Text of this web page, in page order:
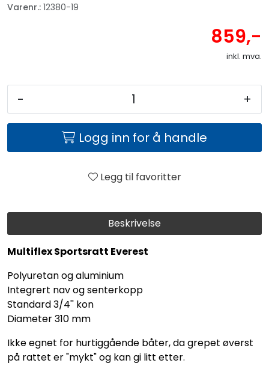
Beskrivelse
Multiflex Sportsratt Everest
Polyuretan og aluminium
Integrert nav og senterkopp
Standard 3/4'' kon
Diameter 310 mm
Ikke egnet for hurtiggående båter, da grepet øverst
på rattet er "mykt" og kan gi litt etter.
Varenr.: 12380-19
859,-
inkl. mva.
- +
Logg inn for å handle
Legg til favoritter